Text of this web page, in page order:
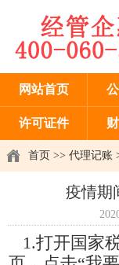
网站首页
许可证件
首页 >> 代理记账
疫情期
1.打开国家